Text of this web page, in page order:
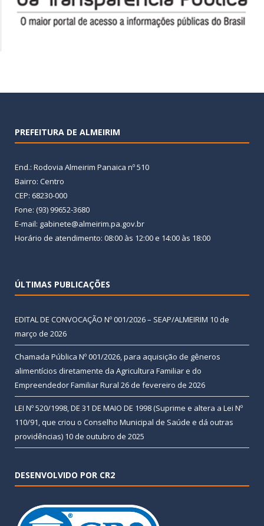
PREFEITURA DE ALMEIRIM
End.: Rodovia Almeirim Panaica nº 510
Bairro: Centro
CEP: 68230-000
Fone: (93) 99652-3680
E-mail: gabinete@almeirim.pa.gov.br
Horário de atendimento: 08:00 às 12:00 e 14:00 às 18:00
ÚLTIMAS PUBLICAÇÕES
EDITAL DE CONVOCAÇÃO Nº 001/2026 – SEAP/ALMEIRIM 10 de
março de 2026
Chamada Pública Nº 001/2026, para aquisição de gêneros
alimentícios diretamente da Agricultura Familiar e do
Empreendedor Familiar Rural 26 de fevereiro de 2026
LEI Nº 520/1998, DE 31 DE MAIO DE 1998 (Suprime e altera a Lei Nº
110/91, que criou o Conselho Municipal de Saúde e dá outras
providências) 10 de outubro de 2025
DESENVOLVIDO POR CR2